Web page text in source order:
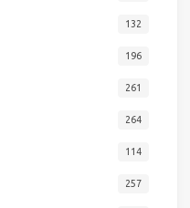
132
196
261
264
114
257